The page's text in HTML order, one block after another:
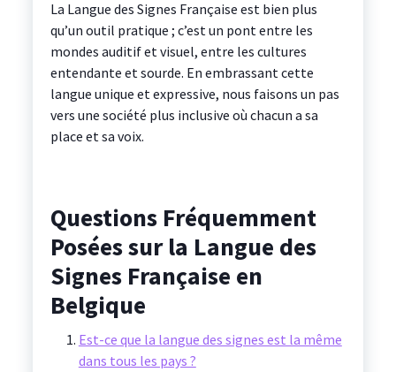
La Langue des Signes Française est bien plus
qu’un outil pratique ; c’est un pont entre les
mondes auditif et visuel, entre les cultures
entendante et sourde. En embrassant cette
langue unique et expressive, nous faisons un pas
vers une société plus inclusive où chacun a sa
place et sa voix.
Questions Fréquemment
Posées sur la Langue des
Signes Française en
Belgique
Est-ce que la langue des signes est la même
dans tous les pays ?